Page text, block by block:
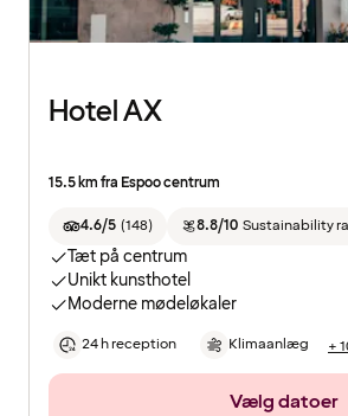
Hotel AX
15.5 km fra Espoo centrum
4.6/5 (148) 8.8/10 Sustainability
Tæt på centrum
Unikt kunsthotel
Moderne mødeløkaler
24 h reception Klimaanlæg +
Vælg datoer